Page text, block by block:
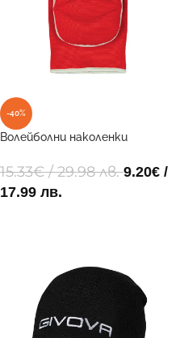
-40%
Волейболни наколенки
15.33€/ 29.98 лв.9.20€ /
17.99 лв.